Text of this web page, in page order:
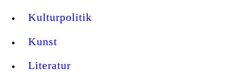
Kulturpolitik
Kunst
Literatur